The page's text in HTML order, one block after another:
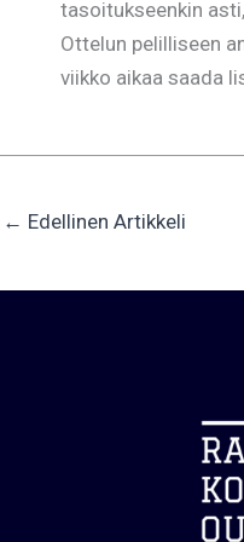
tasoitukseenkin
Ottelun pelilliseen
viikko aikaa saada
← Edellinen Artikkeli